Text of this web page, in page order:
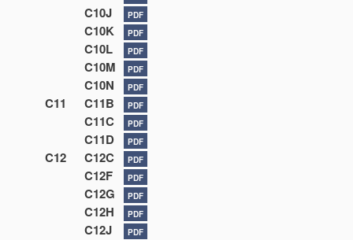
C10J PDF
C10K PDF
C10L PDF
C10M PDF
C10N PDF
C11 C11B PDF
C11C PDF
C11D PDF
C12 C12C PDF
C12F PDF
C12G PDF
C12H PDF
C12J PDF